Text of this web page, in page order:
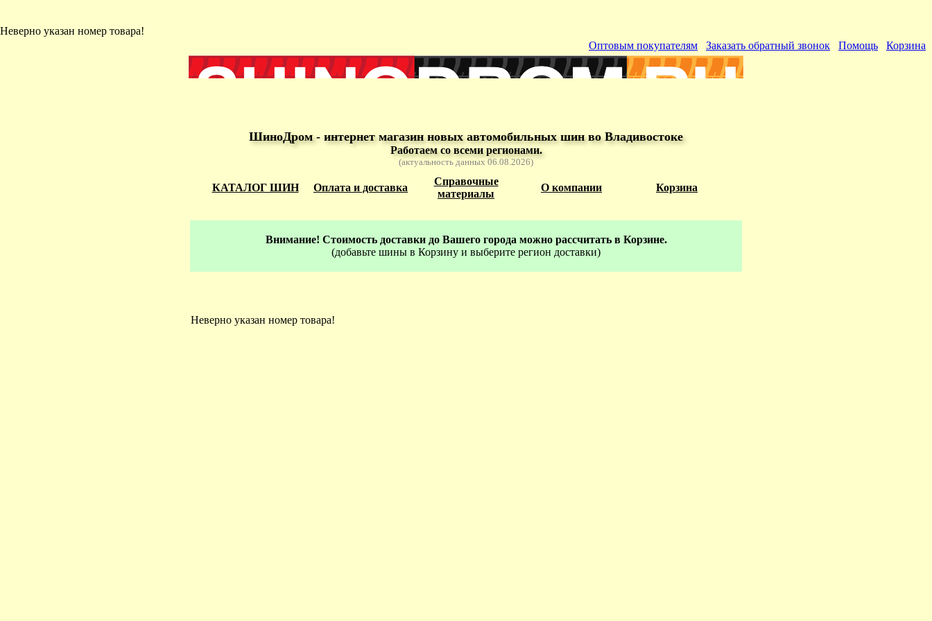
Неверно указан номер товара!
Оптовым покупателям
Заказать обратный звонок Помощь Корзина
ШиноДром - интернет магазин новых автомобильных шин во Владивостоке
Работаем со всеми регионами.
(актуальность данных 06.08.2026)
КАТАЛОГ ШИН Оплата и доставка
Справочные
материалы
О компании Корзина
Внимание! Стоимость доставки до Вашего города можно рассчитать в Корзине.
(добавьте шины в Корзину и выберите регион доставки)
Неверно указан номер товара!